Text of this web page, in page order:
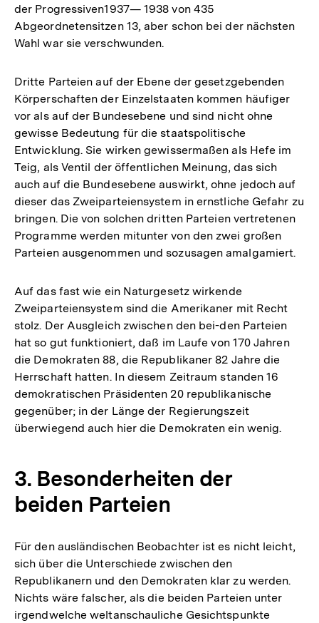
der Progressiven1937— 1938 von 435
Abgeordnetensitzen 13, aber schon bei der nächsten
Wahl war sie verschwunden.
Dritte Parteien auf der Ebene der gesetzgebenden
Körperschaften der Einzelstaaten kommen häufiger
vor als auf der Bundesebene und sind nicht ohne
gewisse Bedeutung für die staatspolitische
Entwicklung. Sie wirken gewissermaßen als Hefe im
Teig, als Ventil der öffentlichen Meinung, das sich
auch auf die Bundesebene auswirkt, ohne jedoch auf
dieser das Zweiparteiensystem in ernstliche Gefahr zu
bringen. Die von solchen dritten Parteien vertretenen
Programme werden mitunter von den zwei großen
Parteien ausgenommen und sozusagen amalgamiert.
Auf das fast wie ein Naturgesetz wirkende
Zweiparteiensystem sind die Amerikaner mit Recht
stolz. Der Ausgleich zwischen den bei-den Parteien
hat so gut funktioniert, daß im Laufe von 170 Jahren
die Demokraten 88, die Republikaner 82 Jahre die
Herrschaft hatten. In diesem Zeitraum standen 16
demokratischen Präsidenten 20 republikanische
gegenüber; in der Länge der Regierungszeit
überwiegend auch hier die Demokraten ein wenig.
3. Besonderheiten der
beiden Parteien
Für den ausländischen Beobachter ist es nicht leicht,
sich über die Unterschiede zwischen den
Republikanern und den Demokraten klar zu werden.
Nichts wäre falscher, als die beiden Parteien unter
irgendwelche weltanschauliche Gesichtspunkte